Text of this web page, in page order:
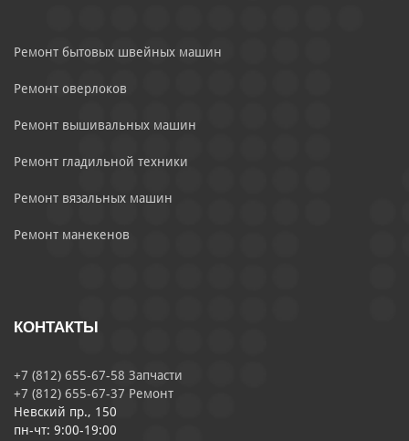
Ремонт бытовых швейных машин
Ремонт оверлоков
Ремонт вышивальных машин
Ремонт гладильной техники
Ремонт вязальных машин
Ремонт манекенов
КОНТАКТЫ
+7 (812) 655-67-58 Запчасти
+7 (812) 655-67-37 Ремонт
Невский пр., 150
пн-чт: 9:00-19:00